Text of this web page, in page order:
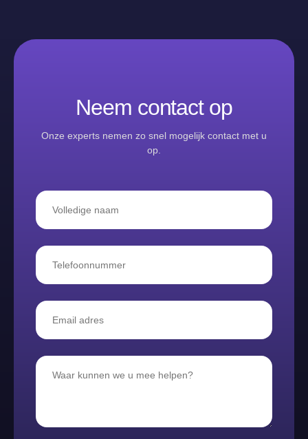
Neem contact op
Onze experts nemen zo snel mogelijk contact met u
op.